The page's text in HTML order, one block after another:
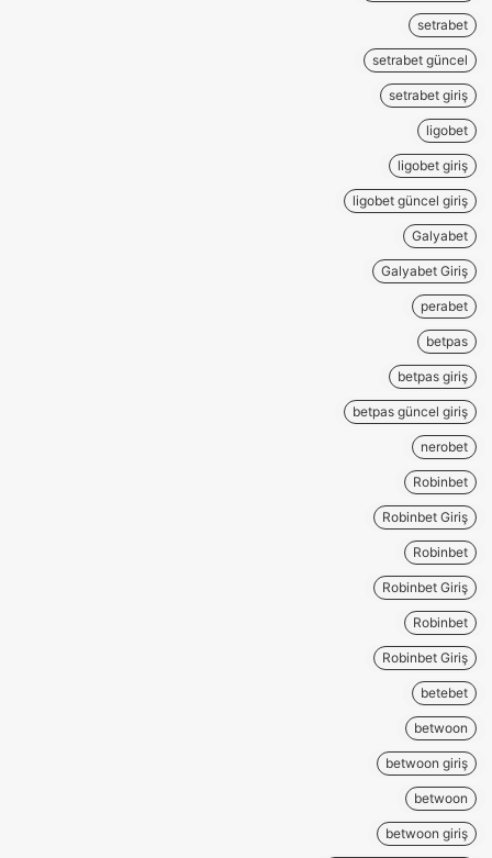
setrabet
setrabet güncel
setrabet giriş
ligobet
ligobet giriş
ligobet güncel giriş
Galyabet
Galyabet Giriş
perabet
betpas
betpas giriş
betpas güncel giriş
nerobet
Robinbet
Robinbet Giriş
Robinbet
Robinbet Giriş
Robinbet
Robinbet Giriş
betebet
betwoon
betwoon giriş
betwoon
betwoon giriş